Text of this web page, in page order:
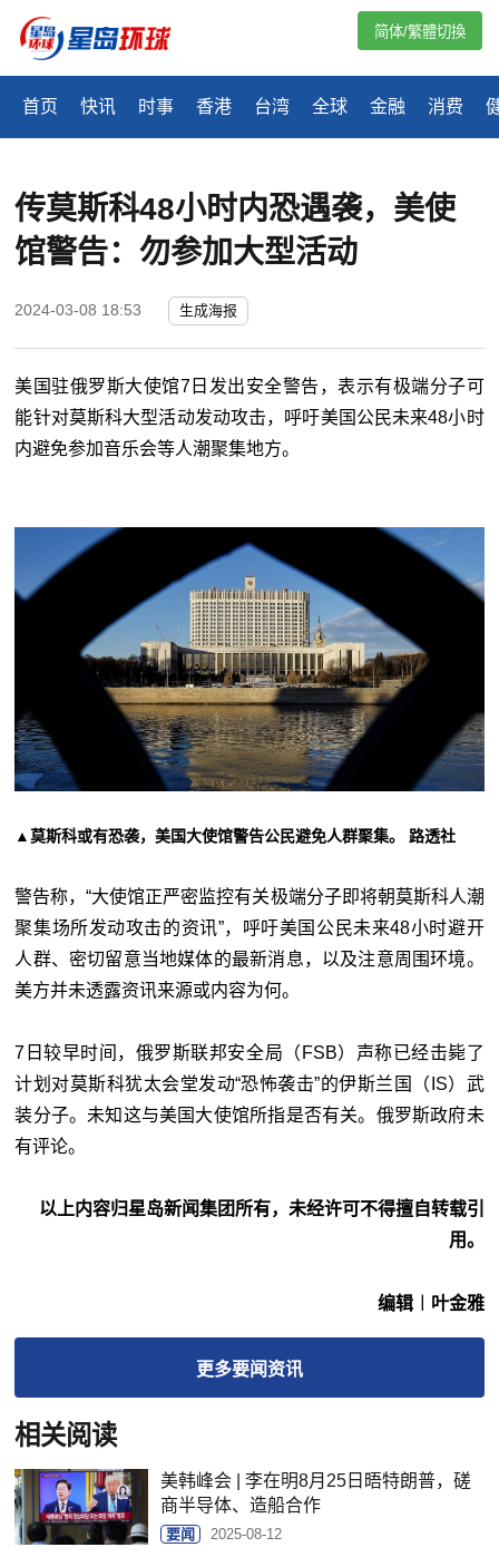
首页 快讯 时事 香港 台湾 全球 金融 消费
简体/繁體切換
传莫斯科48小时内恐遇袭，美使
馆警告：勿参加大型活动
2024-03-08 18:53 生成海报
美国驻俄罗斯大使馆7日发出安全警告，表示有极端分子可
能针对莫斯科大型活动发动攻击，呼吁美国公民未来48小时
内避免参加音乐会等人潮聚集地方。
▲莫斯科或有恐袭，美国大使馆警告公民避免人群聚集。 路透社
警告称，“大使馆正严密监控有关极端分子即将朝莫斯科人潮
聚集场所发动攻击的资讯”，呼吁美国公民未来48小时避开
人群、密切留意当地媒体的最新消息，以及注意周围环境。
美方并未透露资讯来源或内容为何。
7日较早时间，俄罗斯联邦安全局（FSB）声称已经击毙了
计划对莫斯科犹太会堂发动“恐怖袭击”的伊斯兰国（IS）武
装分子。未知这与美国大使馆所指是否有关。俄罗斯政府未
有评论。
以上内容归星岛新闻集团所有，未经许可不得擅自转载引
用。
编辑︱叶金雅
更多要闻资讯
相关阅读
美韩峰会 | 李在明8月25日晤特朗普，磋
商半导体、造船合作
要闻 2025-08-12